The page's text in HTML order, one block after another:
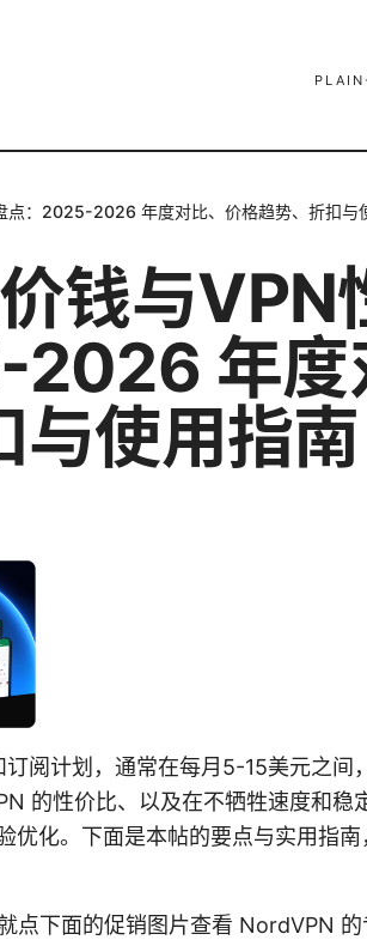
：2025-2026 年度对比、价格趋势、折扣与
钱与VPN
年度
与使用指南
阅计划，通常在每月5-15美元之间
的性价比、以及在不牺牲速度和稳
化。下面是本帖的要点与实用指
点下面的促销图片查看 NordVPN 的